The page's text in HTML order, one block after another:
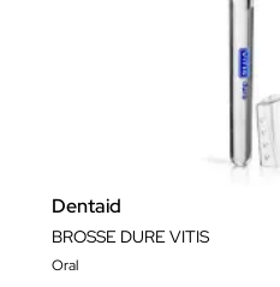
Dentaid
BROSSE DURE VITIS
Oral